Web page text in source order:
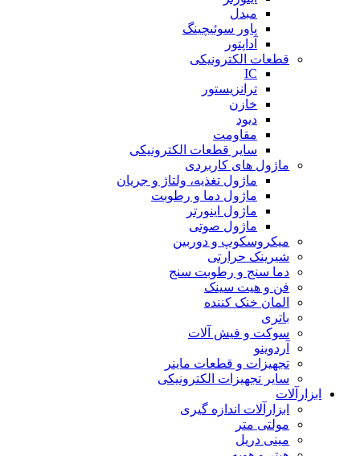
مبدل
پاور سوئیچینگ
آداپتور
قطعات الکترونیکی
IC
ترانزیستور
خازن
دیود
مقاومت
سایر قطعات الکترونیکی
ماژول های کاربردی
ماژول تغذیه، ولتاژ و جریان
ماژول دما و رطوبت
ماژول اینورتر
ماژول صوتی
میکروسکوپ و دوربین
شیرینک حرارتی
دما سنج و رطوبت سنج
فن و هیت سینک
المان خنک کننده
باتری
سوکت و فیش آلات
آردوینو
تجهیزات و قطعات ماینر
سایر تجهیزات الکترونیکی
ابزارآلات
ابزارآلات اندازه گیری
مولتی متر
مینی دریل